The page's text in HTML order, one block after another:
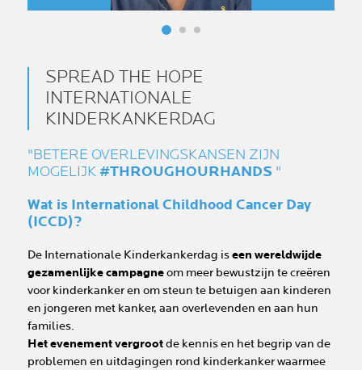
SPREAD THE HOPE
INTERNATIONALE
KINDERKANKERDAG
"BETERE OVERLEVINGSKANSEN ZIJN
MOGELIJK#THROUGHOURHANDS "
Wat is International Childhood Cancer Day
(ICCD)?
De Internationale Kinderkankerdag iseen wereldwijde
gezamenlijke campagneom meer bewustzijn te creëren
voor kinderkanker en om steun te betuigen aan kinderen
en jongeren met kanker, aan overlevenden en aan hun
families.
Het evenement vergrootde kennis en het begrip van de
problemen en uitdagingen rond kinderkanker waarmee